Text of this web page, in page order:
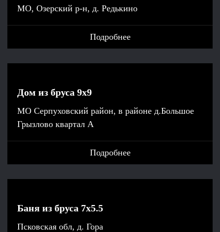
МО, Озерский р-н, д. Редькино
Подробнее
Дом из бруса 9x9
МО Серпуховский район, в районе д.Большое
Грызлово квартал А
Подробнее
Баня из бруса 7x5.5
Псковская обл, д. Гора